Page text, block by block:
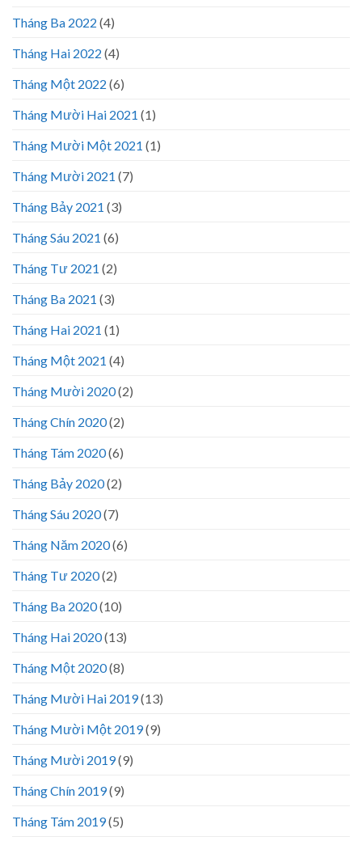
Tháng Ba 2022 (4)
Tháng Hai 2022 (4)
Tháng Một 2022 (6)
Tháng Mười Hai 2021 (1)
Tháng Mười Một 2021 (1)
Tháng Mười 2021 (7)
Tháng Bảy 2021 (3)
Tháng Sáu 2021 (6)
Tháng Tư 2021 (2)
Tháng Ba 2021 (3)
Tháng Hai 2021 (1)
Tháng Một 2021 (4)
Tháng Mười 2020(2)
Tháng Chín 2020(2)
Tháng Tám 2020(6)
Tháng Bảy 2020(2)
Tháng Sáu 2020(7)
Tháng Năm 2020(6)
Tháng Tư 2020(2)
Tháng Ba 2020(10)
Tháng Hai 2020(13)
Tháng Một 2020(8)
Tháng Mười Hai 2019(13)
Tháng Mười Một 2019(9)
Tháng Mười 2019(9)
Tháng Chín 2019(9)
Tháng Tám 2019(5)